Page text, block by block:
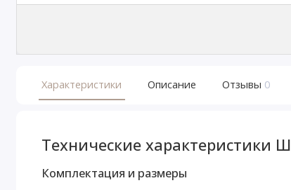
Характеристики Описание Отзывы 0
Технические характеристики
Комплектация и размеры